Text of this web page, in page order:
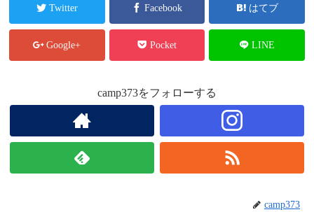
Twitter Facebook はてブ
Google+ Pocket LINE
camp373をフォローする
camp373